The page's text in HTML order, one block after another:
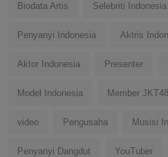
Biodata Artis Selebriti Indonesia
Penyanyi Indonesia Aktris
Aktor Indonesia Presenter
Model Indonesia Member JKT48
video Pengusaha Musisi
Penyanyi Dangdut YouTuber